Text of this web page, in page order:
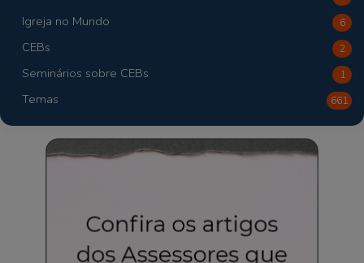
Igreja no Mundo 6
CEBs 2
Seminários sobre CEBs 1
Temas 661